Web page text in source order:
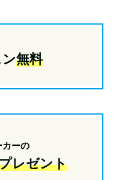
無料
カーの
レゼント